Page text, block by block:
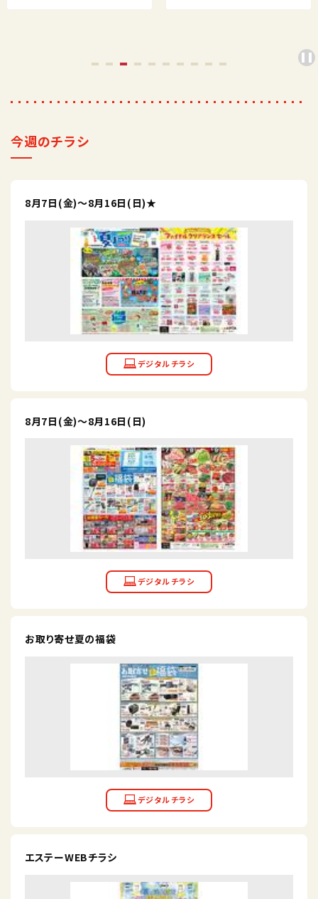
今週のチラシ
8月7日(金)～8月16日(日)★
8月7日(金)～8月16日(日)
お取り寄せ夏の福袋
エステーWEBチラシ